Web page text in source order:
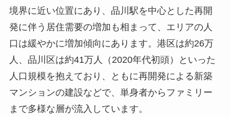
境界に近い位置にあり、品川駅を中心とした再開
発に伴う居住需要の増加も相まって、エリアの人
口は緩やかに増加傾向にあります。港区は約26万
人、品川区は約41万人（2020年代初頭）といった
人口規模を抱えており、ともに再開発による新築
マンションの建設などで、単身者からファミリー
まで多様な層が流入しています。